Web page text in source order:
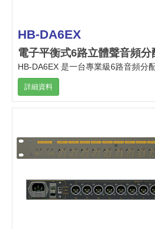
HB-DA6EX
電子平衡式6路立體聲音頻分
詳細資料